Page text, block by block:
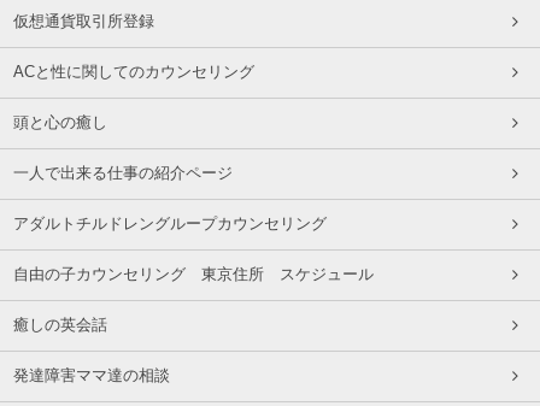
仮想通貨取引所登録
ACと性に関してのカウンセリング
頭と心の癒し
一人で出来る仕事の紹介ページ
アダルトチルドレングループカウンセリング
自由の子カウンセリング 東京住所 スケジュール
癒しの英会話
発達障害ママ達の相談